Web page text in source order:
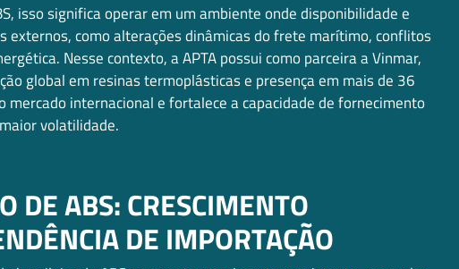
isso significa operar em um ambiente onde disponibilidade e
como alterações dinâmicas do frete marítimo, conflitos
Nesse contexto, a APTA possui como parceira a Vinmar,
global em resinas termoplásticas e presença em mais de 36
mercado internacional e fortalece a capacidade de fornecimento
volatilidade.
DE ABS: CRESCIMENTO
DE IMPORTAÇÃO